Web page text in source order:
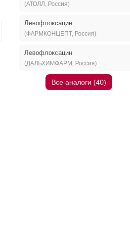
(АТОЛЛ, Россия)
Левофлоксацин
(ФАРМКОНЦЕПТ, Россия)
Левофлоксацин
(ДАЛЬХИМФАРМ, Россия)
Все аналоги (40)